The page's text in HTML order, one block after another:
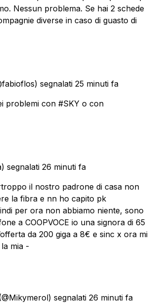
Nessun problema. Se hai 2 schede
diverse in caso di guasto di
segnalati 25 minuti fa
problemi con #SKY o con
segnalati 26 minuti fa
il nostro padrone di casa non
la fibra e nn ho capito pk
per ora non abbiamo niente, sono
a COOPVOCE io una signora di 65
da 200 giga a 8€ e sinc x ora mi
mia -
segnalati 26 minuti fa